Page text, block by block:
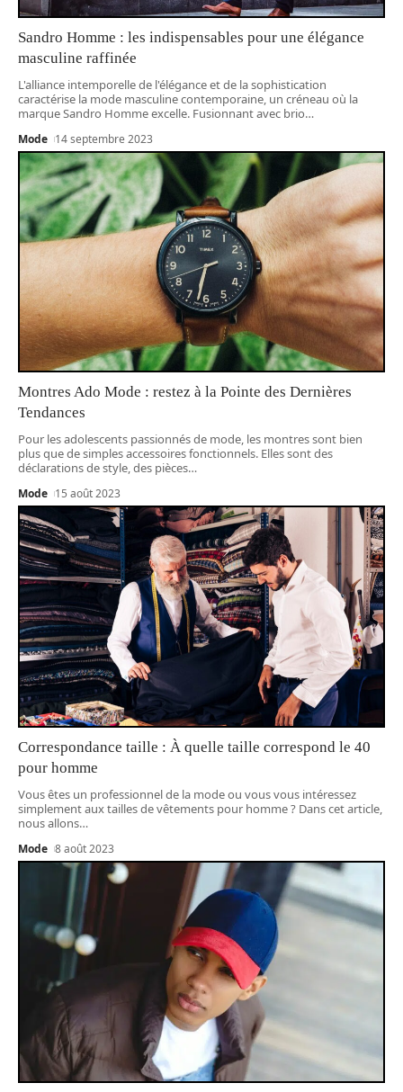
Sandro Homme : les indispensables pour une élégance
masculine raffinée
L'alliance intemporelle de l'élégance et de la sophistication
caractérise la mode masculine contemporaine, un créneau où la
marque Sandro Homme excelle. Fusionnant avec brio…
Mode 14 septembre 2023
Montres Ado Mode : restez à la Pointe des Dernières
Tendances
Pour les adolescents passionnés de mode, les montres sont bien
plus que de simples accessoires fonctionnels. Elles sont des
déclarations de style, des pièces…
Mode 15 août 2023
Correspondance taille : À quelle taille correspond le 40
pour homme
Vous êtes un professionnel de la mode ou vous vous intéressez
simplement aux tailles de vêtements pour homme ? Dans cet article,
nous allons…
Mode 8 août 2023